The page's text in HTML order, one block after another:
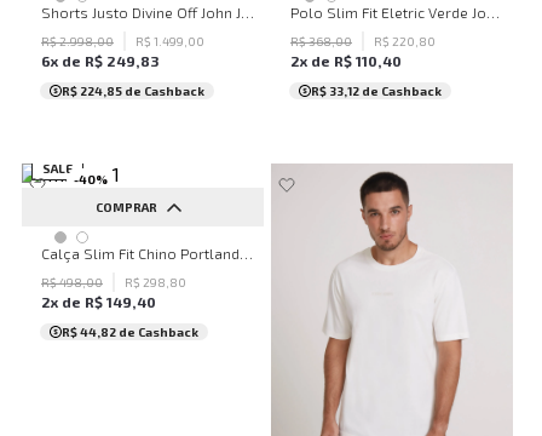
34 36 38 40 42
R$2.998,00 R$ 1 499 00
6x de R$ 249,83
R$ 224,85 de Cashback
P
R$368,00 R$ 220 80
2x de R$ 110,40
R$ 33,12 de Cashback
SALE
-40%
COMPRAR
46
R$498,00 R$ 298 80
2x de R$ 149,40
R$ 44,82 de Cashback